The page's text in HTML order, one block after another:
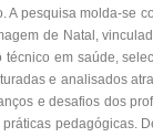
A pesquisa molda-se
de Natal,
técnico em saúde,
e analisados
e desafios dos
pedagógicas.